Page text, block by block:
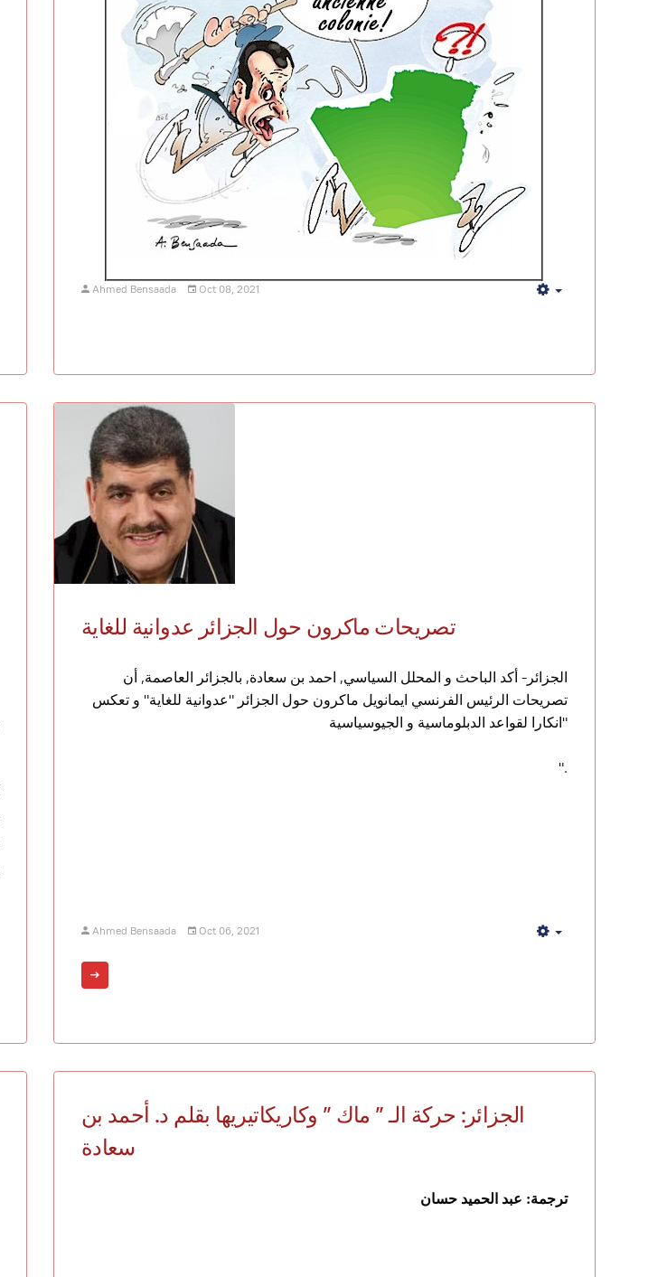
Ahmed Bensaada Oct 08, 2021
تصريحات ماكرون حول الجزائر عدوانية للغاية
الجزائر- أكد الباحث و المحلل السياسي, احمد بن سعادة, بالجزائر العاصمة, أن
تصريحات الرئيس الفرنسي ايمانويل ماكرون حول الجزائر "عدوانية للغاية" و تعكس
"انكارا لقواعد الدبلوماسية و الجيوسياسية
".
Ahmed Bensaada Oct 06, 2021
الجزائر: حركة الـ ” ماك ” وكاريكاتيريها بقلم د. أحمد بن
سعادة
ترجمة: عبد الحميد حسان